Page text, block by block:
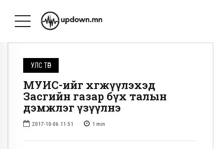
УЛС ТӨР
МУИС-ийг хөгжүүлэхэд
Засгийн газар бүх талын
дэмжлэг үзүүлнэ
2017-10-06 11:51 1 min